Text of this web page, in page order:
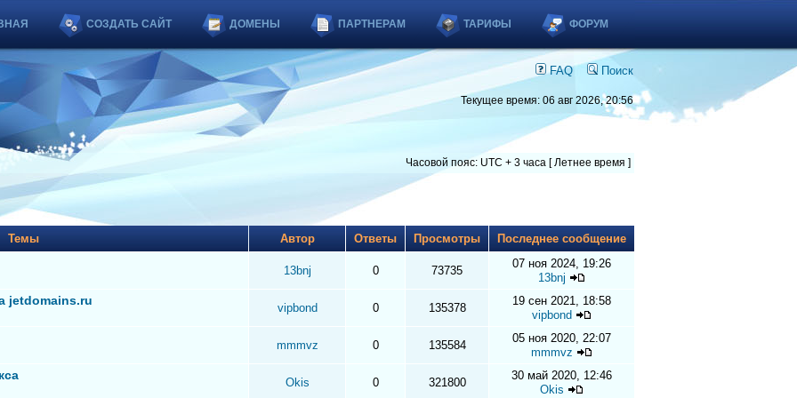
СОЗДАТЬ САЙТ ДОМЕНЫ ПАРТНЕРАМ ТАРИФЫ ФОРУМ
FAQ Поиск
Текущее время: 06 авг 2026, 20:56
Часовой пояс: UTC + 3 часа [ Летнее время ]
Темы Автор Ответы Просмотры Последнее сообщение
13bnj 0 73735
07 ноя 2024, 19:26
13bnj
jetdomains.ru
vipbond 0 135378
19 сен 2021, 18:58
vipbond
mmmvz 0 135584
05 ноя 2020, 22:07
mmmvz
Okis 0 321800
30 май 2020, 12:46
Okis